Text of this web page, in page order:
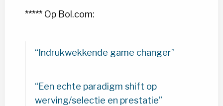
***** Op Bol.com:
Indrukwekkende game changer
Een echte paradigm shift op
werving/selectie en prestatie